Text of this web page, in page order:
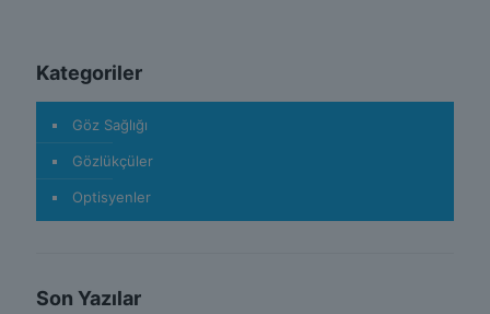
Kategoriler
Göz Sağlığı
Gözlükçüler
Optisyenler
Son Yazılar